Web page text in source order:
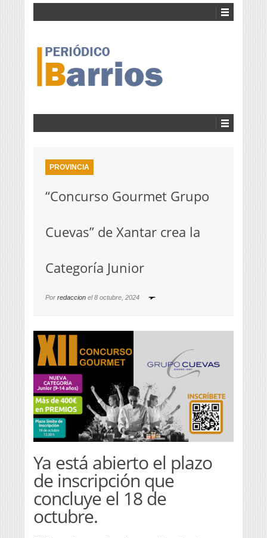
PROVINCIA
“Concurso Gourmet Grupo
Cuevas” de Xantar crea la
Categoría Junior
Por redaccion el8 octubre, 2024
Ya está abierto el plazo
de inscripción que
concluye el 18 de
octubre.